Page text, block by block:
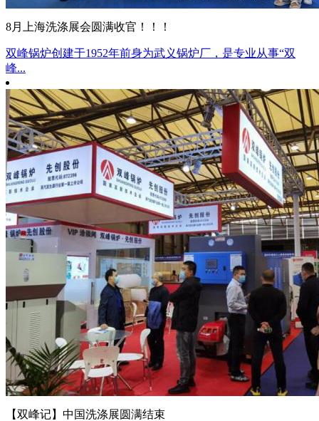
8月上海洗涤展会圆满收官！！！
双峰锅炉创建于1952年前身为武义锅炉厂，是专业从事“双
峰...
【双峰记】中国洗涤展圆满结束